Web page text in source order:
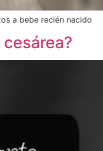
a bebe recién nacido